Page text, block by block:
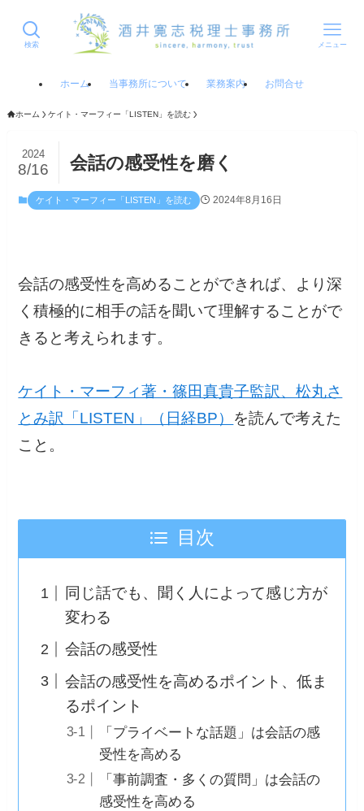
検索 メニュー
ホーム 当事務所について 業務案内 お問合せ
ホーム ケイト・マーフィー「LISTEN」を読む
会話の感受性を磨く
2024
8/16
ケイト・マーフィー「LISTEN」を読む 2024年8月16日
会話の感受性を高めることができれば、より深
く積極的に相手の話を聞いて理解することがで
きると考えられます。
ケイト・マーフィ著・篠田真貴子監訳、松丸さ
とみ訳「LISTEN」（日経BP） を読んで考えた
こと。
目次
同じ話でも、聞く人によって感じ方が
変わる
会話の感受性
会話の感受性を高めるポイント、低ま
るポイント
「プライベートな話題」は会話の感
受性を高める
「事前調査・多くの質問」は会話の
感受性を高める